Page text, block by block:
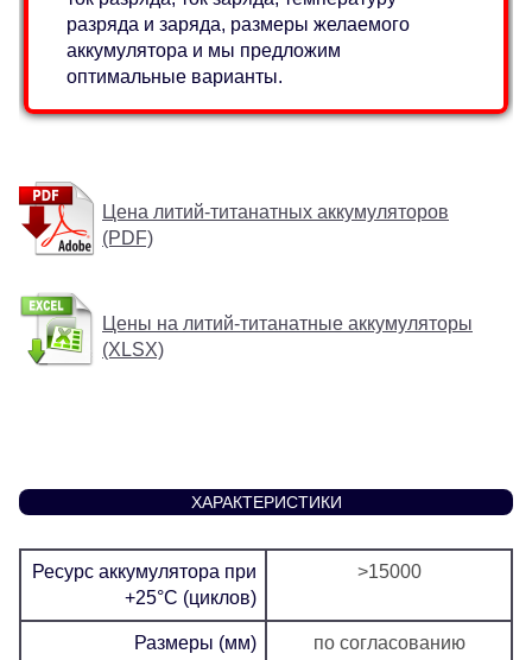
разряда и заряда, размеры желаемого
аккумулятора и мы предложим
оптимальные варианты.
Цена литий-титанатных аккумуляторов
(PDF)
Цены на литий-титанатные аккумуляторы
(XLSX)
ХАРАКТЕРИСТИКИ
Ресурс аккумулятора при
+25°C (циклов)
>15000
Размеры (мм) по согласованию